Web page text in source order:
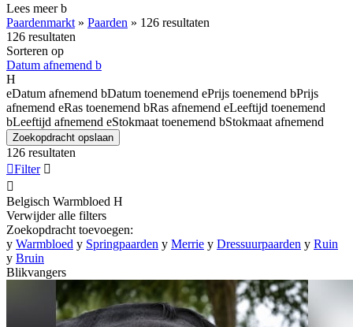
Lees meerb
Paardenmarkt » Paarden » 126 resultaten
126 resultaten
Sorteren op
Datum afnemend b
H
eDatum afnemend bDatum toenemend ePrijs toenemend bPrijs
afnemend eRas toenemend bRas afnemend eLeeftijd toenemend
bLeeftijd afnemend eStokmaat toenemend bStokmaat afnemend
Zoekopdracht opslaan
126 resultaten
Filter 

Belgisch Warmbloed H
Verwijder alle filters
Zoekopdracht toevoegen:
y Warmbloed y Springpaarden y Merrie y Dressuurpaarden y Ruin
y Bruin
Blikvangers